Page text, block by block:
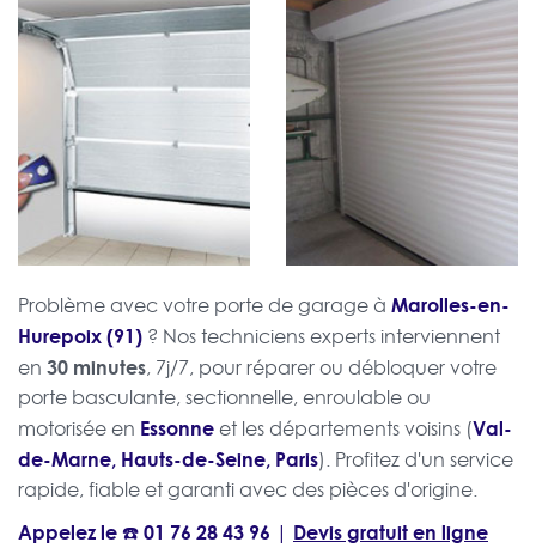
Problème avec votre porte de garage à Marolles-en-
Hurepoix (91) ? Nos techniciens experts interviennent
en 30 minutes, 7j/7, pour réparer ou débloquer votre
porte basculante, sectionnelle, enroulable ou
motorisée en Essonne et les départements voisins (Val-
de-Marne, Hauts-de-Seine, Paris). Profitez d'un service
rapide, fiable et garanti avec des pièces d'origine.
Appelez le ☎️01 76 28 43 96 | Devis gratuit en ligne